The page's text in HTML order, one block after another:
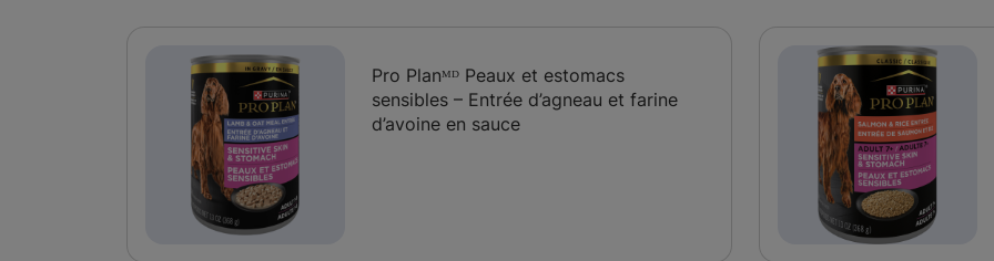
Pro Planᴹᴰ Peaux et estomacs
sensibles – Entrée d’agneau et farine
d’avoine en sauce